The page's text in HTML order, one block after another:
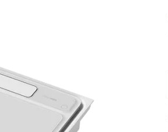
登入會員
建立新帳號